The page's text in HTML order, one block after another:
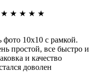
★ ★ ★ ★ ★
фото 10х10 с рамкой.
простой, все быстро и
и качество
доволен